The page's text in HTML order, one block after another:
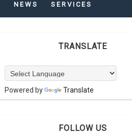
NEWS SERVICES
TRANSLATE
Powered by Translate
FOLLOW US